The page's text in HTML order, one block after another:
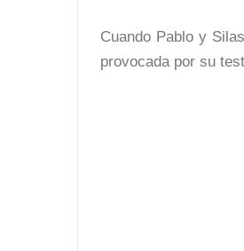
Cuando Pablo y
provocada por su